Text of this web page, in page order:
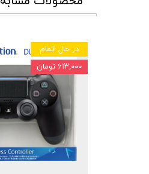
در حال اتمام
۶۱۳,۰۰۰ تومان